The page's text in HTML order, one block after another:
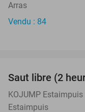
Arras
Vendu : 84
Saut libre (2
KOJUMP Estaimpuis
Estaimpuis